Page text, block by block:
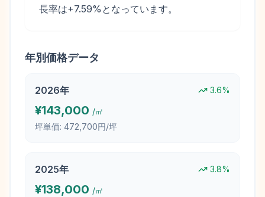
長率は+7.59%となっています。
年別価格データ
2026年 3.6%
¥143,000 /㎡
坪単価: 472,700円/坪
2025年 3.8%
¥138,000 /㎡